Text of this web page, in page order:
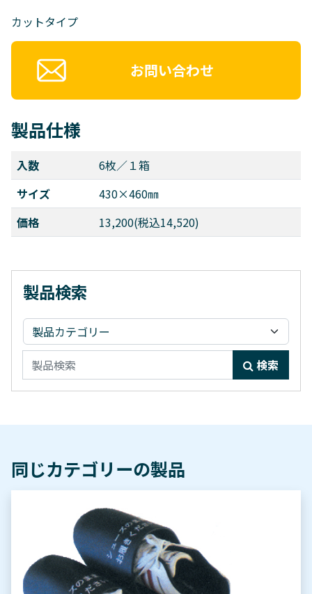
カットタイプ
お問い合わせ
製品仕様
入数
6枚／１箱
サイズ
430×460㎜
価格
13,200(税込14,520)
製品検索
検索:
検索
同じカテゴリーの製品